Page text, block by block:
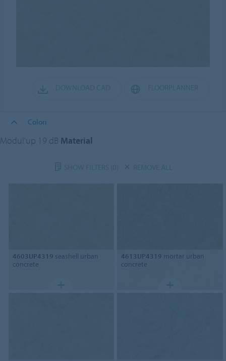
Colori
Modul'up 19 dB Material
4603UP4319 seashell urban
concrete
4613UP4319 mortar urban
concrete